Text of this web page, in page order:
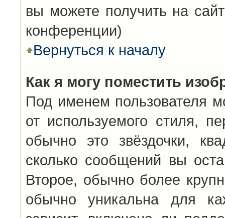
вы можете получить на
конференции)
Вернуться к началу
Как я могу поместить
Под именем пользователя
от используемого стиля,
обычно это звёздочки,
сколько сообщений вы
Второе, обычно более
обычно уникальна для